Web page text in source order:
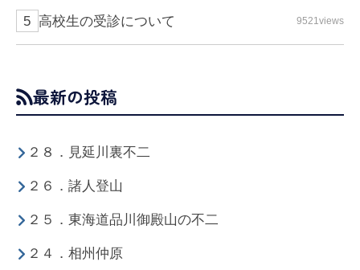
高校生の受診について 9521views
最新の投稿
２８．見延川裏不二
２６．諸人登山
２５．東海道品川御殿山の不二
２４．相州仲原